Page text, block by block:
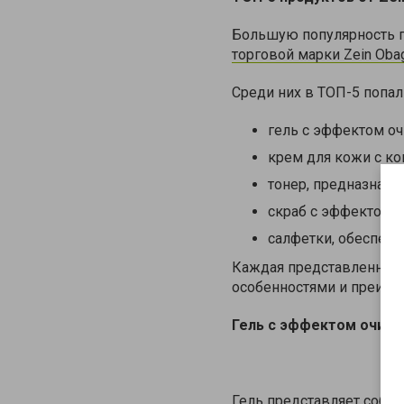
Большую популярность
торговой марки Zein
Среди них в ТОП-5
гель с эффектом
крем для кожи с
тонер,
скраб с эффектом
салфетки,
Каждая
особенностями и
Гель с эффектом